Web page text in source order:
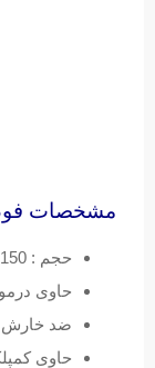
مشخصات فوم
حجم : 150 میلی لیتر
حاوی
ضد خارش
حاوی